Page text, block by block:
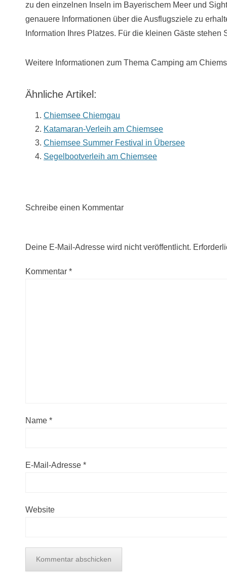
zu den einzelnen Inseln im Bayerischem Meer und
genauere Informationen über die Ausflugsziele zu
Information Ihres Platzes. Für die kleinen Gäste stehen
Weitere Informationen zum Thema Camping am
Ähnliche Artikel:
Chiemsee Chiemgau
Katamaran-Verleih am Chiemsee
Chiemsee Summer Festival in Übersee
Segelbootverleih am Chiemsee
Schreibe einen Kommentar
Deine E-Mail-Adresse wird nicht veröffentlicht.
Kommentar *
Name *
E-Mail-Adresse *
Website